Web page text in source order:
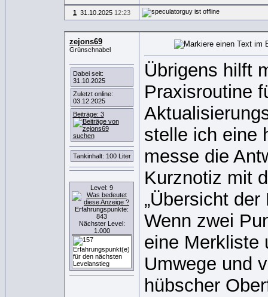
1 31.10.2025 12:23
zejons69
Grünschnabel
Dabei seit:
31.10.2025
Zuletzt online:
03.12.2025
Beiträge: 3
Tankinhalt: 100 Liter
Level: 9
Erfahrungspunkte:
843
Nächster Level:
1.000
Übrigens hilft
Praxisroutine
stelle ich eine
messe die
Kurznotiz mit
„Übersicht der
Wenn zwei
eine Merkliste
Umwege und
hübscher